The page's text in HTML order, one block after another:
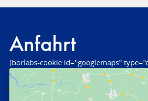
Anfahrt
[borlabs-cookie id="googlemaps"